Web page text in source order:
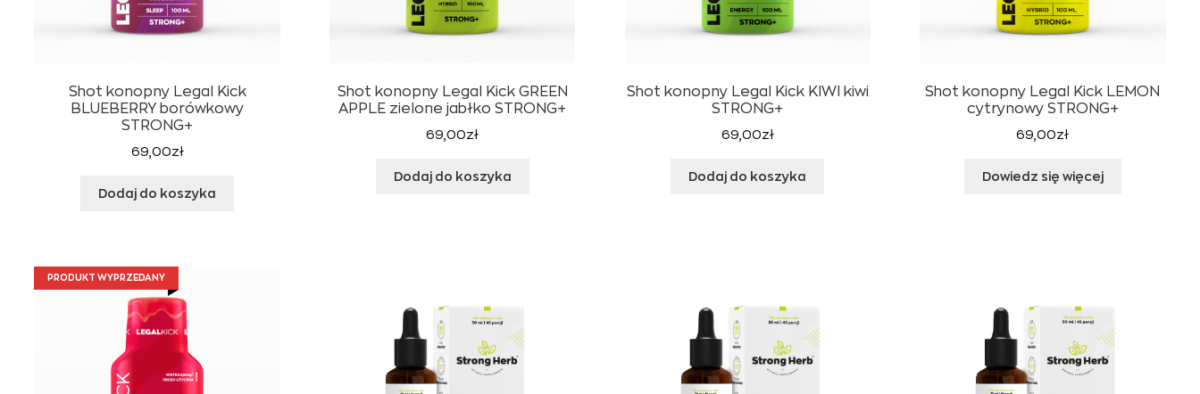
Shot konopny Legal Kick
BLUEBERRY borówkowy
STRONG+
69,00zł
Dodaj do koszyka
Shot konopny Legal Kick GREEN
APPLE zielone jabłko STRONG+
69,00zł
Dodaj do koszyka
Shot konopny Legal Kick KIWI kiwi
STRONG+
69,00zł
Dodaj do koszyka
Shot konopny Legal Kick LEMON
cytrynowy STRONG+
69,00zł
Dowiedz się więcej
PRODUKT WYPRZEDANY